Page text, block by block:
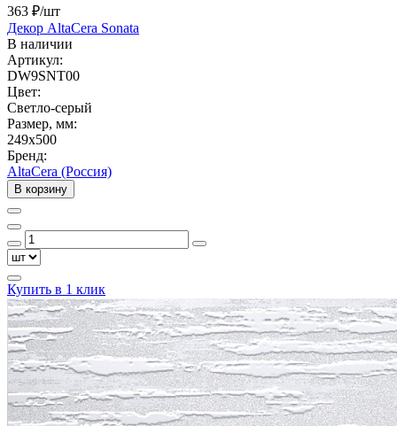
363 ₽/шт
Декор AltaCera Sonata
В наличии
Артикул:
DW9SNT00
Цвет:
Светло-серый
Размер, мм:
249x500
Бренд:
AltaCera (Россия)
В корзину
Купить в 1 клик